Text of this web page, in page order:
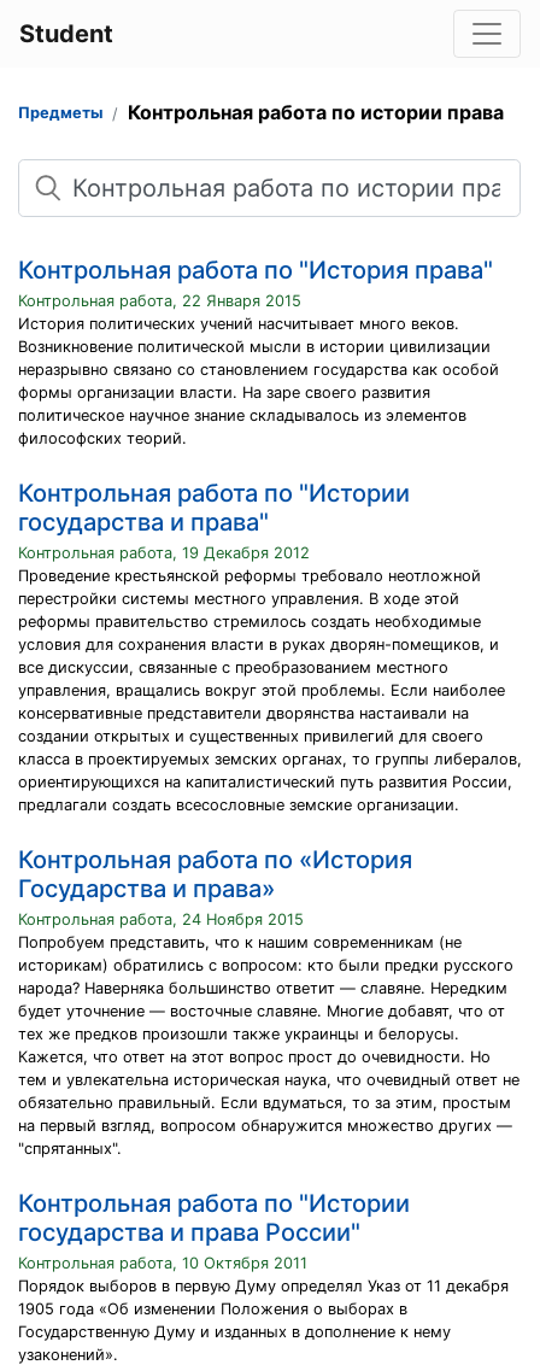
Student
Предметы Контрольная работа по истории права
Поиск
Контрольная работа по "История права"
Контрольная работа, 22 Января 2015
История политических учений насчитывает много веков.
Возникновение политической мысли в истории цивилизации
неразрывно связано со становлением государства как особой
формы организации власти. На заре своего развития
политическое научное знание складывалось из элементов
философских теорий.
Контрольная работа по "Истории
государства и права"
Контрольная работа, 19 Декабря 2012
Проведение крестьянской реформы требовало неотложной
перестройки системы местного управления. В ходе этой
реформы правительство стремилось создать необходимые
условия для сохранения власти в руках дворян-помещиков, и
все дискуссии, связанные с преобразованием местного
управления, вращались вокруг этой проблемы. Если наиболее
консервативные представители дворянства настаивали на
создании открытых и существенных привилегий для своего
класса в проектируемых земских органах, то группы либералов,
ориентирующихся на капиталистический путь развития России,
предлагали создать всесословные земские организации.
Контрольная работа по «История
Государства и права»
Контрольная работа, 24 Ноября 2015
Попробуем представить, что к нашим современникам (не
историкам) обратились с вопросом: кто были предки русского
народа? Наверняка большинство ответит — славяне. Нередким
будет уточнение — восточные славяне. Многие добавят, что от
тех же предков произошли также украинцы и белорусы.
Кажется, что ответ на этот вопрос прост до очевидности. Но
тем и увлекательна историческая наука, что очевидный ответ не
обязательно правильный. Если вдуматься, то за этим, простым
на первый взгляд, вопросом обнаружится множество других —
"спрятанных".
Контрольная работа по "Истории
государства и права России"
Контрольная работа, 10 Октября 2011
Порядок выборов в первую Думу определял Указ от 11 декабря
1905 года «Об изменении Положения о выборах в
Государственную Думу и изданных в дополнение к нему
узаконений».